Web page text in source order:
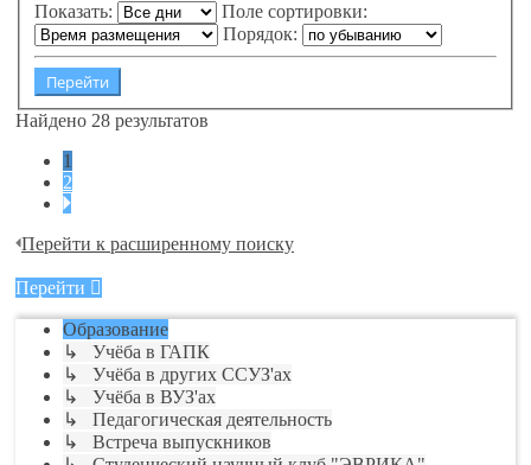
Показать:
Поле сортировки:
Порядок:
Найдено 28 результатов
1
2
След.
Перейти к расширенному поиску
Перейти
Образование
↳ Учёба в ГАПК
↳ Учёба в других ССУЗ'ах
↳ Учёба в ВУЗ'ах
↳ Педагогическая деятельность
↳ Встреча выпускников